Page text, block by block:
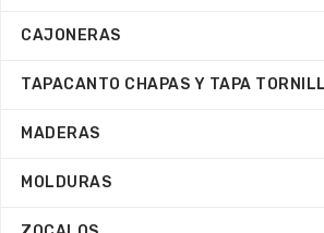
CAJONERAS
TAPACANTO CHAPAS Y TAPA
MADERAS
MOLDURAS